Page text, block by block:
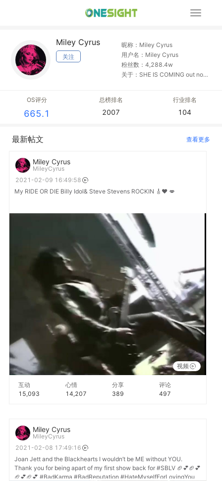
展
Miley Cyrus
关注
昵称：Miley Cyrus
用户名：Miley Cyrus
粉丝数：4,288.4w
关于：SHE IS COMING out now!
OS评分
665.1
总榜排名
2007
行业排名
104
最新帖文 查看更多
Miley Cyrus
MileyCyrus
2021-02-09 16:49:58
My RIDE OR DIE Billy Idol& Steve Stevens ROCKIN 🎸❤️ 💋
视频
互动
15,093
心情
14,207
分享
389
评论
497
Miley Cyrus
MileyCyrus
2021-02-08 17:49:16
Joan Jett and the Blackhearts I wouldn’t be ME without YOU.
Thank you for being apart of my first show back for #SBLV 🏈💕🏈💕
🏈💕🏈💕 #BadKarma #BadReputation #HateMyselfForLovingYou